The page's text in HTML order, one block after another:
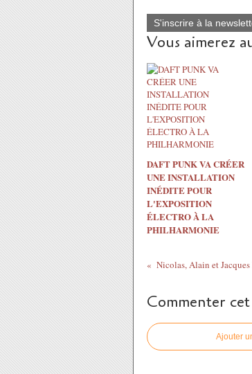
S'inscrire à la
Vous aimerez
DAFT PUNK VA CRÉER
UNE INSTALLATION
INÉDITE POUR
L'EXPOSITION
ÉLECTRO À LA
PHILHARMONIE
Commenter
Ajouter